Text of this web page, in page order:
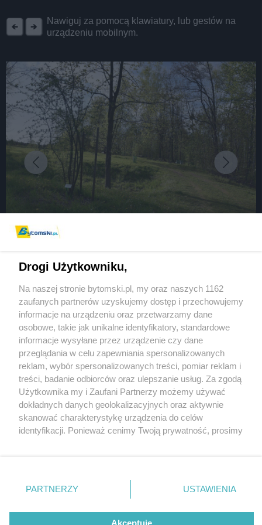
Nawiguj za pomocą klawiatury, lub gestów na
urządzeniu mobilnym.
samochody na ul. Mickiewicza. Dlaczego jechał
3 / 8
Byt 33
Wydawca mediów lokalnych
Nie zapomnij
zapoznać się z:
polityką prywatności regulamin korzystania z portali
Twojemiasto
Piekary Śląskie
Chorzów
Tarnowskie Góry
Gliwice
Skontakuj sięz nami
Kontakt
Wydawca
Pogoda
Drogi Użytkowniku,
Na naszej stronie bytomski.pl, my oraz naszych 1162
zaufanych partnerów uzyskujemy dostęp i przechowujemy
informacje na urządzeniu oraz przetwarzamy dane
osobowe, takie jak unikalne identyfikatory, standardowe
informacje wysyłane przez urządzenie czy dane
przeglądania w celu zapewniania spersonalizowanych
reklam, wybór spersonalizowanych treści, pomiar reklam i
treści, badanie odbiorców oraz ulepszanie usług. Za zgodą
Użytkownika my i Zaufani Partnerzy możemy używać
dokładnych danych geolokalizacyjnych oraz aktywnie
skanować charakterystykę urządzenia do celów
identyfikacji. Ponieważ cenimy Twoją prywatność, prosimy
prywatności znajdujący się w lewym dolnym rogu strony
. Niektóre rodzaje przetwarzania danych nie wymagają
zgody użytkownika, ale masz prawo sprzeciwić się
takiemu przetwarzaniu. Preferencje będą miały
PARTNERZY USTAWIENIA
Akceptuję